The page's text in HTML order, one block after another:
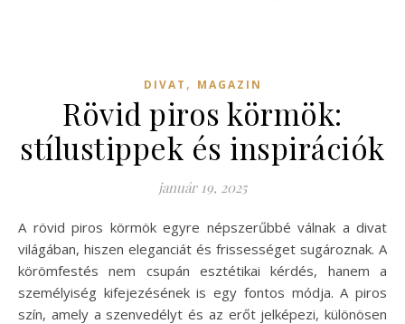
DIVAT , MAGAZIN
Rövid piros körmök:
stílustippek és inspirációk
január 19, 2025
A rövid piros körmök egyre népszerűbbé válnak a divat
világában, hiszen eleganciát és frissességet sugároznak. A
körömfestés nem csupán esztétikai kérdés, hanem a
személyiség kifejezésének is egy fontos módja. A piros
szín, amely a szenvedélyt és az erőt jelképezi, különösen